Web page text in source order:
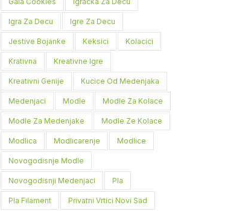
Igra Za Decu Igre Za Decu
Jestive Bojanke Keksici Kolacici
Krativna Kreativne Igre
Kreativni Genije Kucice Od Medenjaka
Medenjaci Modle Modle Za Kolace
Modle Za Medenjake Modle Ze Kolace
Modlica Modlicarenje Modlice
Novogodisnje Modle
Novogodisnji Medenjaci Pla
Pla Filament Privatni Vrtici Novi Sad